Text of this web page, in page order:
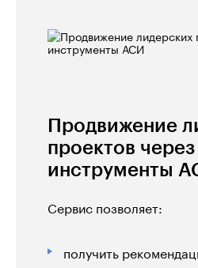
Продвижение
проектов через
инструменты
Сервис позволяет:
получить